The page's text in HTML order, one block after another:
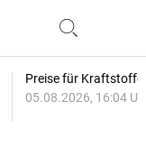
Preise für
05.08.2026, 16:04